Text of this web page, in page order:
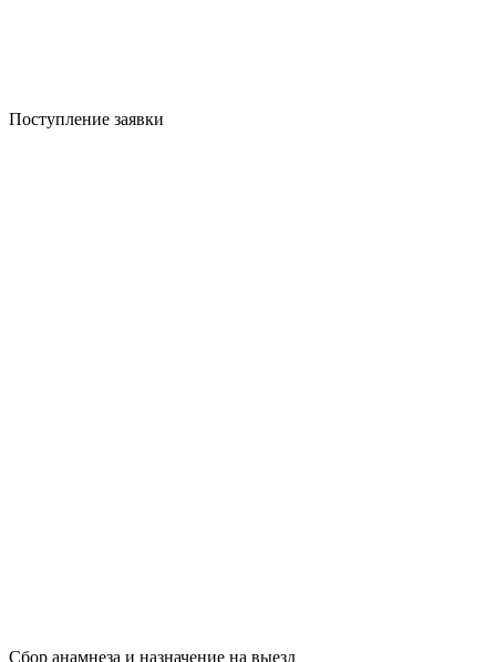
Поступление заявки
Сбор анамнеза и назначение на выезд